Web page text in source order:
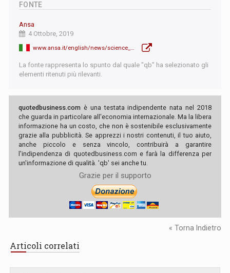
FONTE
Ansa
4 Ottobre, 2019
www.ansa.it/english/news/science_tecnology/2019/10/04/1000-bn-for-green-investment-gentiloni_58c1d5ef-9fd7-4b4a-8ceb-76c4311c281b.html
La fonte rappresenta lo spunto dal quale "qb" ha selezionato gli
elementi ritenuti più rilevanti.
quotedbusiness.com è una testata indipendente nata nel 2018
che guarda in particolare all'economia internazionale. Ma la libera
informazione ha un costo, che non è sostenibile esclusivamente
grazie alla pubblicità. Se apprezzi i nostri contenuti, il tuo aiuto,
anche piccolo e senza vincolo, contribuirà a garantire
l'indipendenza di quotedbusiness.com e farà la differenza per
un'informazione di qualità. 'qb' sei anche tu.
Grazie per il supporto
« Torna Indietro
Articoli correlati